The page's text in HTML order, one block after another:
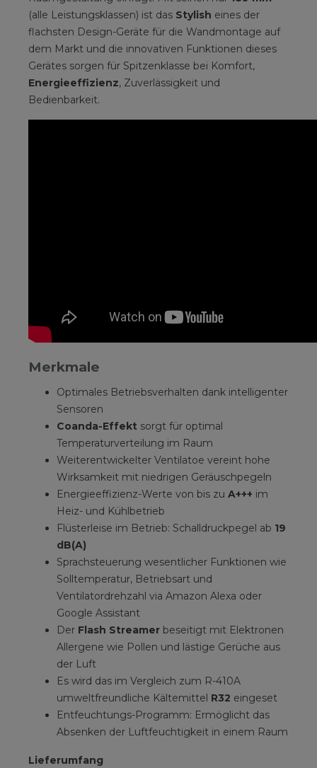
(alle Leistungsklassen) ist das Stylish eines der
flachsten Design-Geräte für die Wandmontage auf
dem Markt und die innovativen Funktionen dieses
Gerätes sorgen für Spitzenklasse bei Komfort,
Energieeffizienz, Zuverlässigkeit und
Bedienbarkeit.
Merkmale
Optimales Betriebsverhalten dank intelligenter
Sensoren
Coanda-Effekt sorgt für optimal
Temperaturverteilung im Raum
Weiterentwickelter Ventilatoe vereint hohe
Wirksamkeit mit niedrigen Geräuschpegeln
Energieeffizienz-Werte von bis zu A+++ im
Heiz- und Kühlbetrieb
Flüsterleise im Betrieb: Schalldruckpegel ab 19
dB(A)
Sprachsteuerung wesentlicher Funktionen wie
Solltemperatur, Betriebsart und
Ventilatordrehzahl via Amazon Alexa oder
Google Assistant
Der Flash Streamer beseitigt mit Elektronen
Allergene wie Pollen und lästige Gerüche aus
der Luft
Es wird das im Vergleich zum R-410A
umweltfreundliche Kältemittel R32 eingeset
Entfeuchtungs-Programm: Ermöglicht das
Absenken der Luftfeuchtigkeit in einem Raum
Lieferumfang